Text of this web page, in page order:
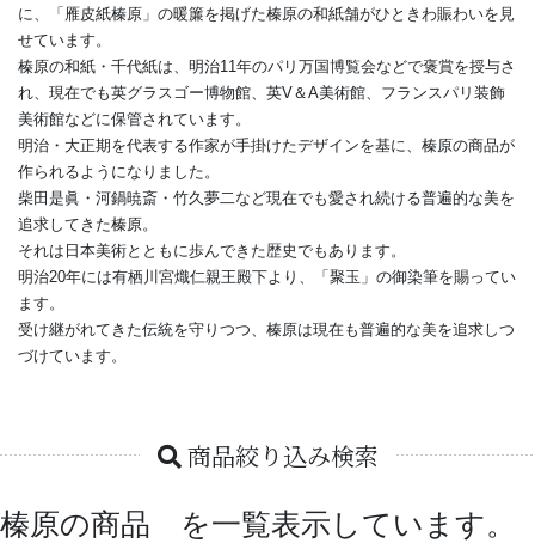
に、「雁皮紙榛原」の暖簾を掲げた榛原の和紙舗がひときわ賑わいを見
せています。
榛原の和紙・千代紙は、明治11年のパリ万国博覧会などで褒賞を授与さ
れ、現在でも英グラスゴー博物館、英V＆A美術館、フランスパリ装飾
美術館などに保管されています。
明治・大正期を代表する作家が手掛けたデザインを基に、榛原の商品が
作られるようになりました。
柴田是眞・河鍋暁斎・竹久夢二など現在でも愛され続ける普遍的な美を
追求してきた榛原。
それは日本美術とともに歩んできた歴史でもあります。
明治20年には有栖川宮熾仁親王殿下より、「聚玉」の御染筆を賜ってい
ます。
受け継がれてきた伝統を守りつつ、榛原は現在も普遍的な美を追求しつ
づけています。
商品絞り込み検索
榛原の商品 を一覧表示しています。